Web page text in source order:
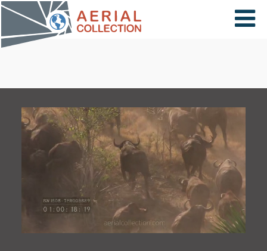
×
PAYS
CARTE
COLLECTIONS